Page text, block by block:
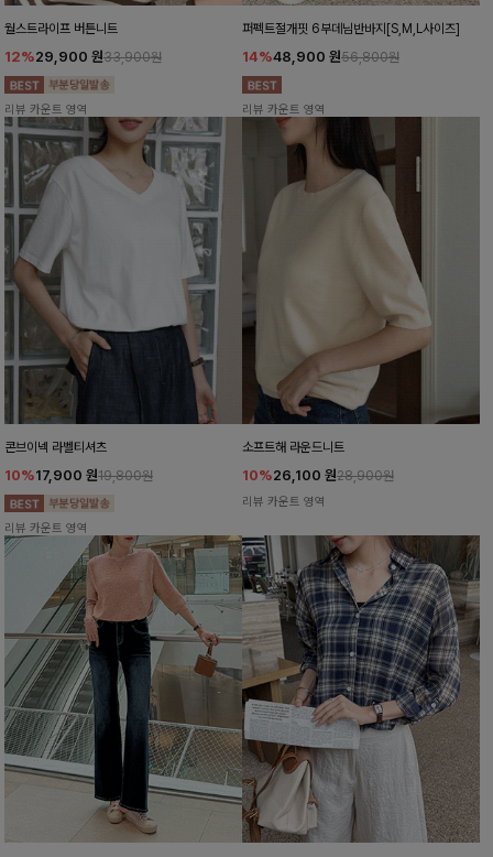
월스트라이프 버튼니트
12%29,900 원33,900원
리뷰 카운트 영역
퍼펙트절개핏 6부데님반바지[S,M,L사이즈]
14%48,900 원56,800원
리뷰 카운트 영역
콘브이넥 라벨티셔츠
10%17,900 원19,800원
리뷰 카운트 영역
소프트해 라운드니트
10%26,100 원28,900원
리뷰 카운트 영역